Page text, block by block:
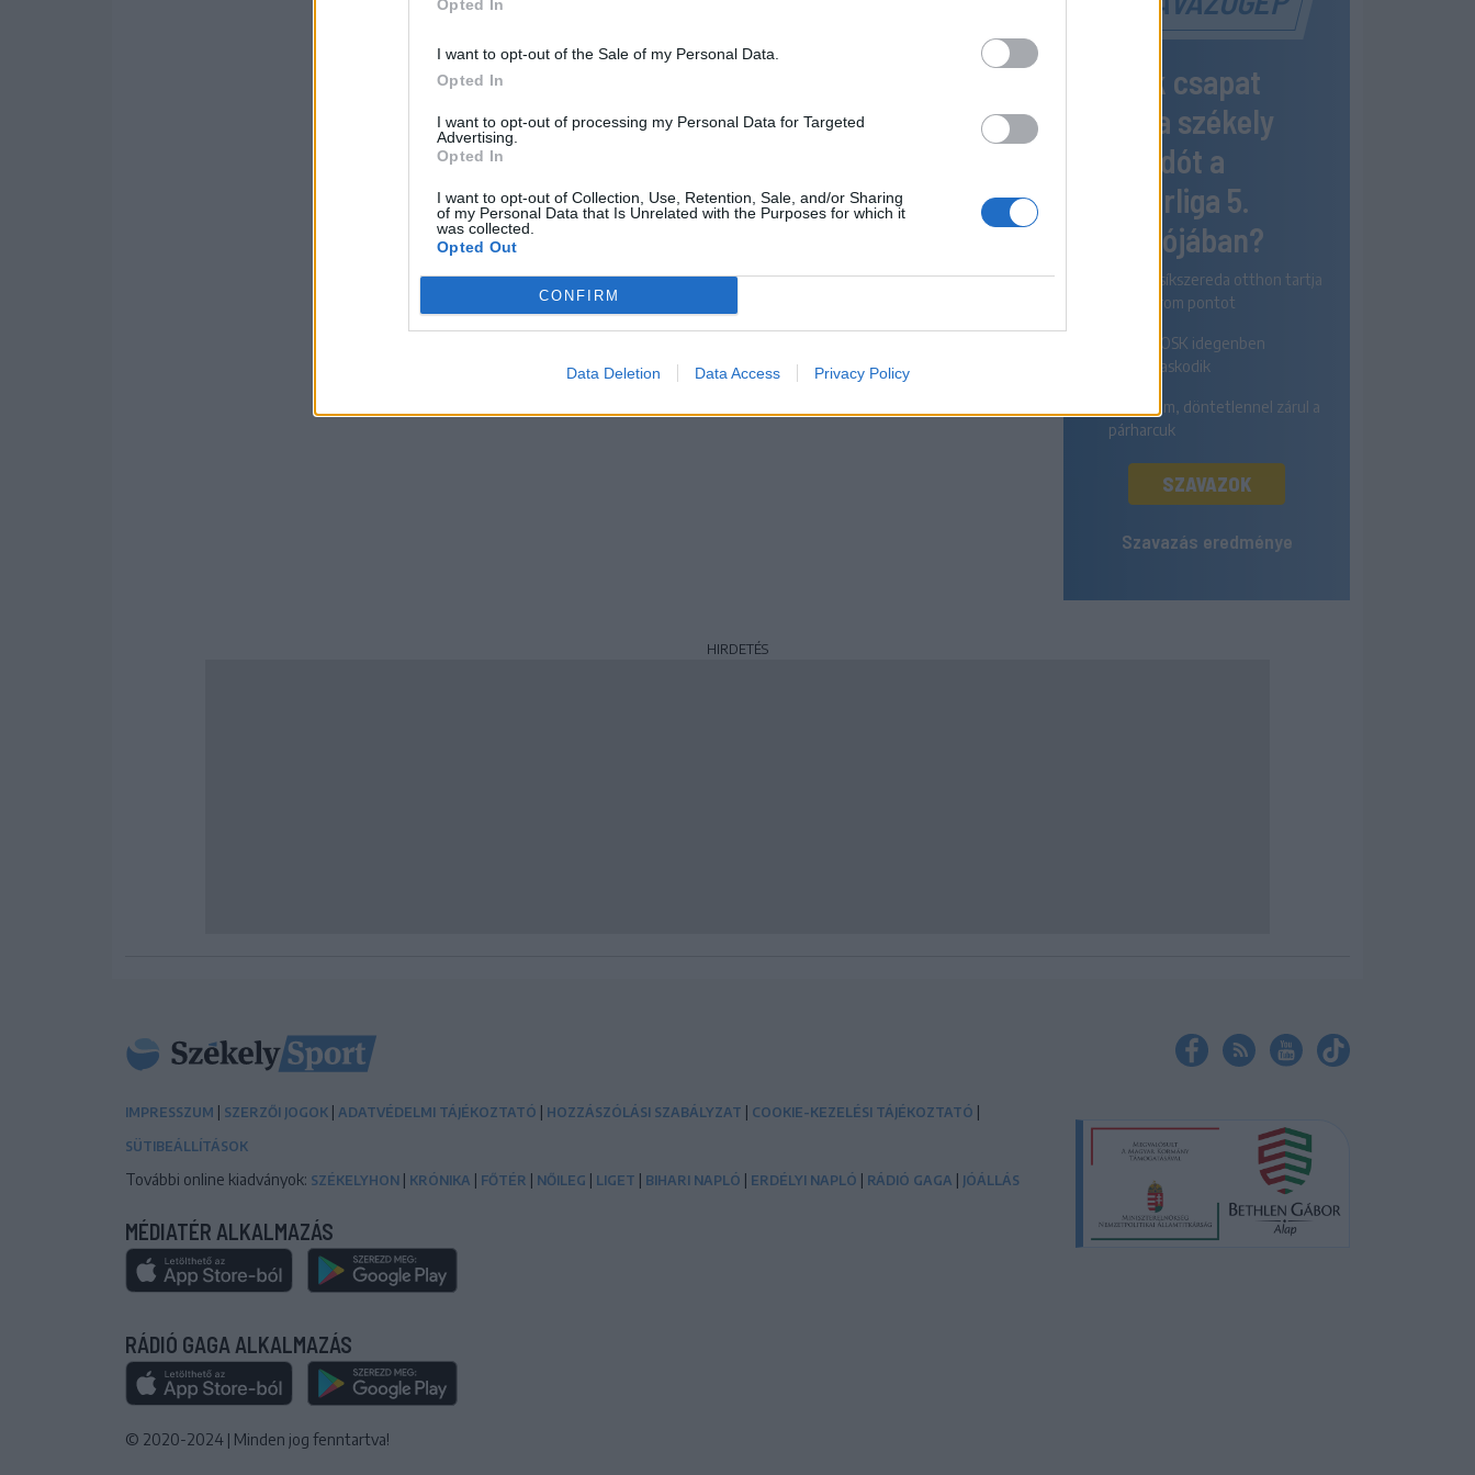
Opted In
I want to opt-out of the Sale of my Personal Data.
Opted In
I want to opt-out of processing my Personal Data for Targeted
Advertising.
Opted In
I want to opt-out of Collection, Use, Retention, Sale, and/or Sharing
of my Personal Data that Is Unrelated with the Purposes for which it
was collected.
Opted Out
CONFIRM
Data Deletion Data Access Privacy Policy
Melyik csapat
nyeri a székely
rangadót a
Szuperliga 5.
fordulójában?
Az FK Csíkszereda otthon tartja
mindhárom pontot
A Sepsi OSK idegenben
diadalmaskodik
Egyik sem, döntetlennel zárul a
párharcuk
SZAVAZOK
Szavazás eredménye
HIRDETÉS
IMPRESSZUM | SZERZŐI JOGOK | ADATVÉDELMI TÁJÉKOZTATÓ | HOZZÁSZÓLÁSI SZABÁLYZAT | COOKIE-KEZELÉSI TÁJÉKOZTATÓ |
SÜTIBEÁLLÍTÁSOK
További online kiadványok: SZÉKELYHON | KRÓNIKA | FŐTÉR | NŐILEG | LIGET | BIHARI NAPLÓ | ERDÉLYI NAPLÓ | RÁDIÓ GAGA | JÓÁLLÁS
MÉDIATÉR ALKALMAZÁS
RÁDIÓ GAGA ALKALMAZÁS
© 2020-2024 | Minden jog fenntartva!